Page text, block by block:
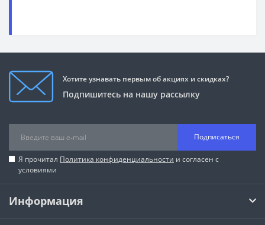
Хотите узнавать первым об акциях и скидках?
Подпишитесь на нашу рассылку
Подписаться
Я прочитал Политика конфиденциальности и согласен с
условиями
Информация